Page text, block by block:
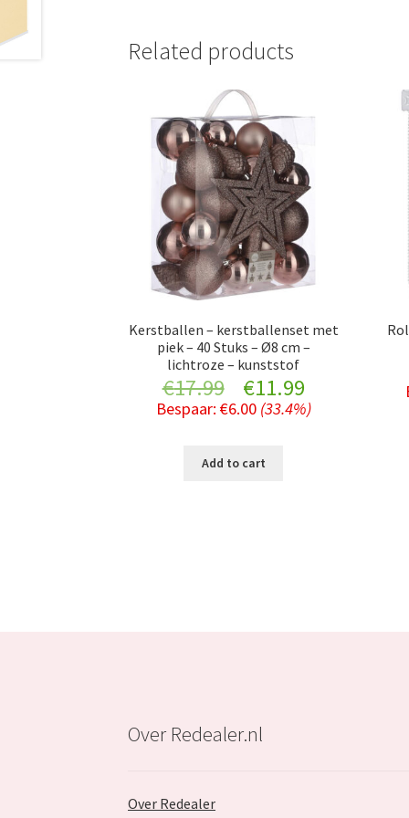
Related products
Kerstballen – kerstballenset met
piek – 40 Stuks – Ø8 cm –
lichtroze – kunststof
€17.99
Original
price
was:
€11.99Current
price
Bespaar: €6.00 (33.4%)
Add to cart
Over Redealer.nl
Over Redealer